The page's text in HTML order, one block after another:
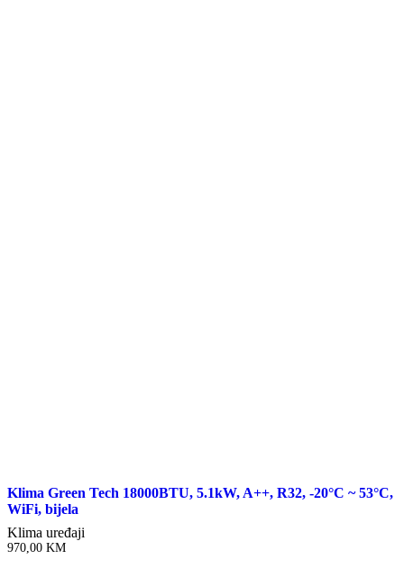
Klima Green Tech 18000BTU, 5.1kW, A++, R32, -20°C ~ 53°C,
WiFi, bijela
Klima uređaji
970,00 KM